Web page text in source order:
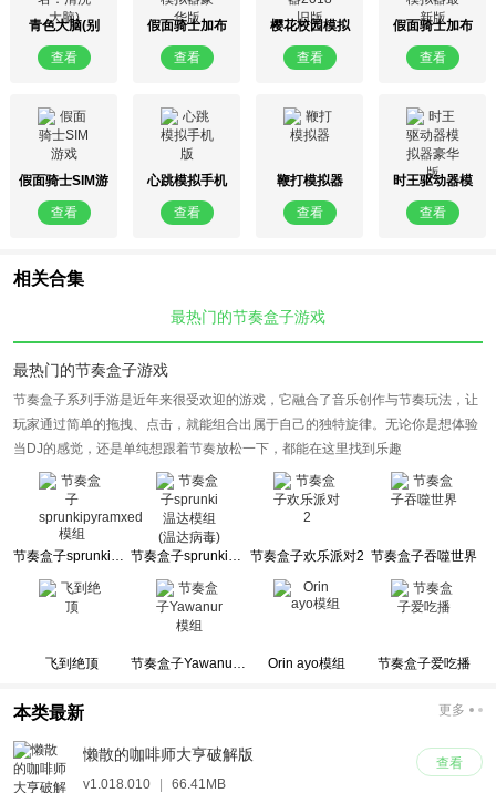
青色大脑(别
名：清洗大脑)
查看
假面骑士加布
模拟器豪华版
查看
樱花校园模拟
器2018旧版
查看
假面骑士加布
模拟器最新版
查看
假面骑士SIM游
戏
查看
心跳模拟手机
版
查看
鞭打模拟器
查看
时王驱动器模
拟器豪华版
查看
相关合集
最热门的节奏盒子游戏
最热门的节奏盒子游戏
节奏盒子系列手游是近年来很受欢迎的游戏，它融合了音乐创作与节奏玩法，让
玩家通过简单的拖拽、点击，就能组合出属于自己的独特旋律。无论你是想体验
当DJ的感觉，还是单纯想跟着节奏放松一下，都能在这里找到乐趣
节奏盒子sprunkipyramxed模组 节奏盒子sprunki温达模组(温达病毒) 节奏盒子欢乐派对2 节奏盒子吞噬世界
飞到绝顶 节奏盒子Yawanur模组 Orin ayo模组 节奏盒子爱吃播
本类最新 更多
查看
懒散的咖啡师大亨破解版
v1.018.010 66.41MB